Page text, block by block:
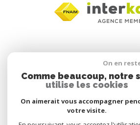
On en
Comme beaucoup, notre
utilise les cookies
On aimerait vous accompagner
votre visite.